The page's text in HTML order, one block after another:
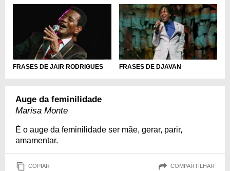
FRASES DE JAIR RODRIGUES FRASES DE DJAVAN
Auge da feminilidade
Marisa Monte
É o auge da feminilidade ser mãe, gerar, parir,
amamentar.
COPIAR COMPARTILHAR